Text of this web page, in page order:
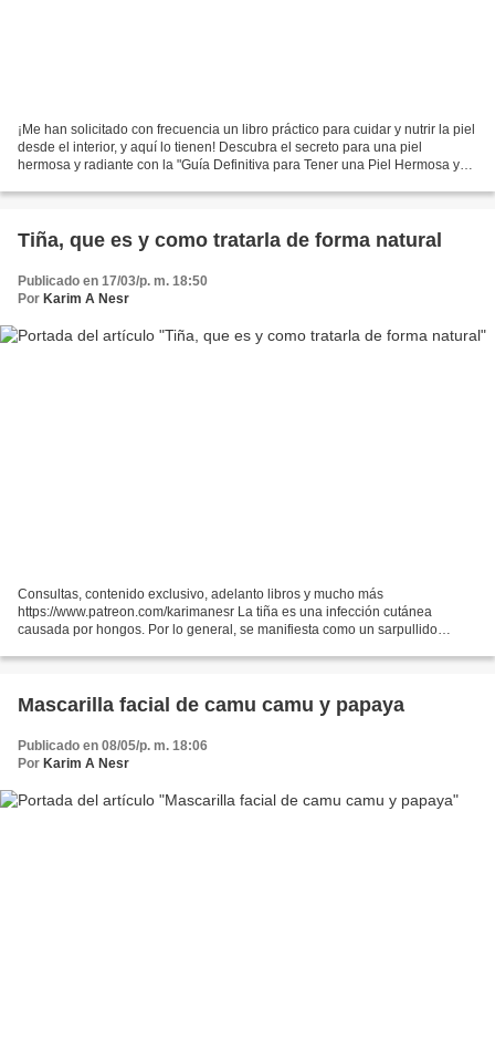
¡Me han solicitado con frecuencia un libro práctico para cuidar y nutrir la piel
desde el interior, y aquí lo tienen! Descubra el secreto para una piel
hermosa y radiante con la "Guía Definitiva para Tener una Piel Hermosa y
Tiña, que es y como tratarla de forma natural
Publicado en 17/03/p. m. 18:50
Por Karim A Nesr
Consultas, contenido exclusivo, adelanto libros y mucho más
https://www.patreon.com/karimanesr La tiña es una infección cutánea
causada por hongos. Por lo general, se manifiesta como un sarpullido
Mascarilla facial de camu camu y papaya
Publicado en 08/05/p. m. 18:06
Por Karim A Nesr